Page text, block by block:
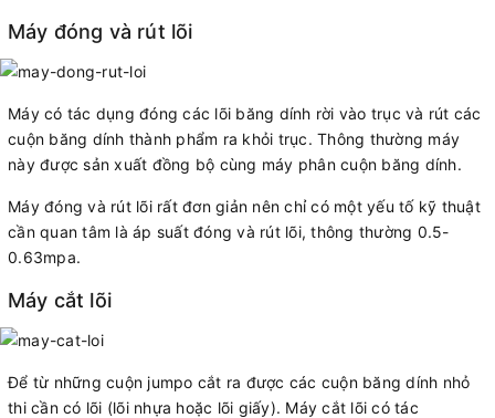
Máy đóng và rút lõi
Máy có tác dụng đóng các lõi băng dính rời vào trục và rút các
cuộn băng dính thành phẩm ra khỏi trục. Thông thường máy
này được sản xuất đồng bộ cùng máy phân cuộn băng dính.
Máy đóng và rút lõi rất đơn giản nên chỉ có một yếu tố kỹ thuật
cần quan tâm là áp suất đóng và rút lõi, thông thường 0.5-
0.63mpa.
Máy cắt lõi
Để từ những cuộn jumpo cắt ra được các cuộn băng dính nhỏ
thi cần có lõi (lõi nhựa hoặc lõi giấy). Máy cắt lõi có tác